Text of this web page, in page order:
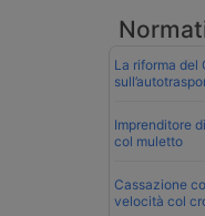
La riforma del
Imprenditore
col muletto
Cassazione
velocità col